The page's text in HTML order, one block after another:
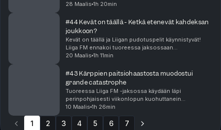
alkavat puolivälierät läpikotaisin! Millä joukkueilla on
28 Maalis 1h 20min
#44 Kevät on täällä - Ketkä etenevät kahdeksan
joukkoon?
Kevät on täällä ja Liigan pudotuspelit käynnistyvät!
Liiga FM ennakoi tuoreessa jaksossaan
pudotuspelien ensimmäisen kierroksen suuntaviivoja
sekä kul...
20 Maalis 1h 11min
#43 Kärppien paitsiohaastosta muodostui
grande catastrophe
Tuoreessa Liiga FM -jaksossa käydään läpi
perinpohjaisesti viikonlopun kuohuttanein
puheenaihe, kun Kärppien suorittamasta
paitsiohaastosta muodostui Hämeenlinnan lauantai-
illassa grande catastrophe.L...
10 Maalis 1h 26min
1 2 3 4 5 6 7